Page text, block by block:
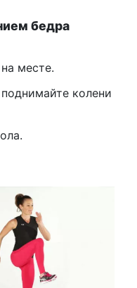
бедра
месте.
колени